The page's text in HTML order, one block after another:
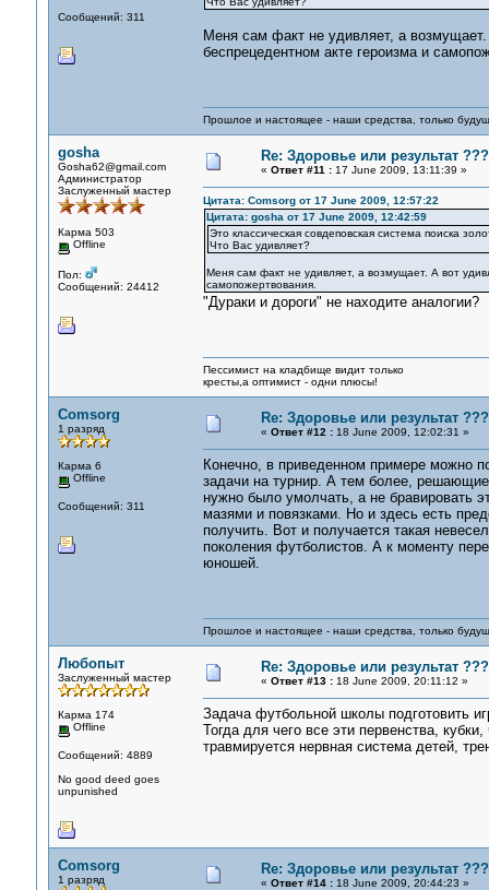
Сообщений: 311
Меня сам факт не удивляет, а возмущает.
беспрецедентном акте героизма и
Прошлое и настоящее - наши средства, только
gosha
Gosha62@gmail.com
Администратор
Заслуженный мастер
Карма 503
Offline
Пол:
Сообщений: 24412
Re: Здоровье или результат ???
« Ответ #11 :17 June 2009, 13:11:39 »
Цитата: Comsorg от 17 June 2009, 12:57:22
Цитата: gosha от 17 June 2009, 12:42:59
Это классическая совдеповская система поиска
Что Вас удивляет?
Меня сам факт не удивляет, а возмущает. А вот
самопожертвования.
"Дураки и дороги" не находите аналогии?
Пессимист на кладбище видит только
кресты,а оптимист - одни плюсы!
Comsorg
1 разряд
Карма 6
Offline
Сообщений: 311
Re: Здоровье или результат ???
« Ответ #12 :18 June 2009, 12:02:31 »
Конечно, в приведенном примере можно
задачи на турнир. А тем более,
нужно было умолчать, а не бравировать
мазями и повязками. Но и здесь есть
получить. Вот и получается такая
поколения футболистов. А к моменту
юношей.
Прошлое и настоящее - наши средства, только
Любопыт
Заслуженный мастер
Карма 174
Offline
Сообщений: 4889
No good deed goes
unpunished
Re: Здоровье или результат ???
« Ответ #13 :18 June 2009, 20:11:12 »
Задача футбольной школы подготовить
Тогда для чего все эти первенства,
травмируется нервная система детей,
Comsorg
1 разряд
Re: Здоровье или результат ???
« Ответ #14 :18 June 2009, 20:44:23 »